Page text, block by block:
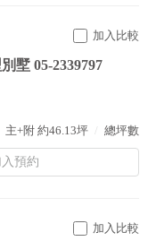
加入比較
墅 05-2339797
主+附 約46.13坪 總坪數
加入比較